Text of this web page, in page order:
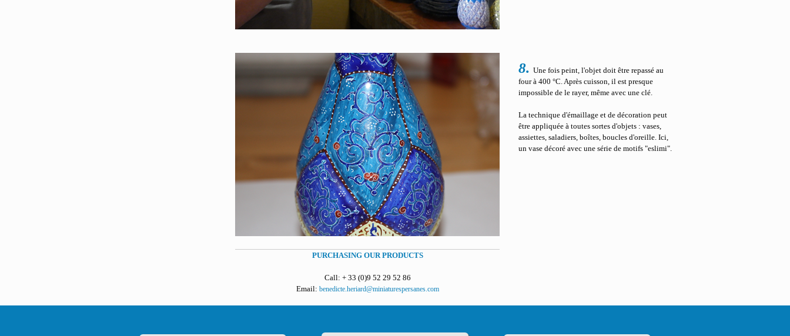
8. Une fois peint, l'objet doit être repassé au
four à 400 °C. Après cuisson, il est presque
impossible de le rayer, même avec une clé.
La technique d'émaillage et de décoration peut
être appliquée à toutes sortes d'objets : vases,
assiettes, saladiers, boîtes, boucles d'oreille. Ici,
un vase décoré avec une série de motifs "eslimi".
PURCHASING OUR PRODUCTS
Call: + 33 (0)9 52 29 52 86
Email: benedicte.heriard@miniaturespersanes.com